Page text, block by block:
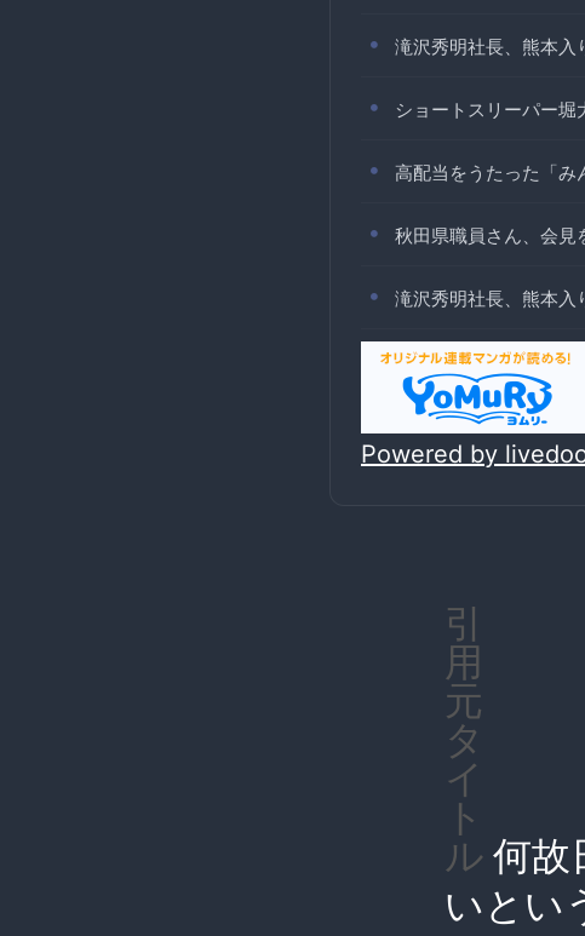
滝沢秀明社長、熊本入
ショートスリーパー堀
高配当をうたった「
秋田県職員さん、会見
滝沢秀明社長、熊本入
Powered by
引
用
元
タ
イ
ト
ル 何故
いとい